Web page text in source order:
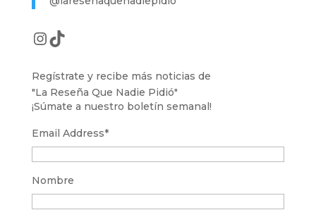
Instagram
TikTok
Regístrate y recibe más noticias de
"La Reseña Que Nadie Pidió"
¡Súmate a nuestro boletín semanal!
Email Address*
Nombre